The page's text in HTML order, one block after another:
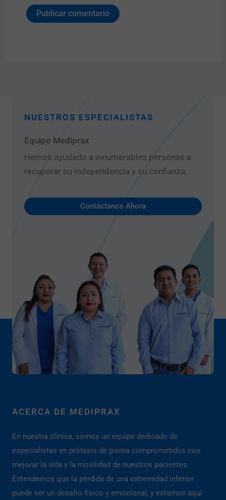
NUESTROS ESPECIALISTAS
Equipo Mediprax
Hemos ayudado a innumerables personas a
recuperar su independencia y su confianza.
Contáctanos Ahora
ACERCA DE MEDIPRAX
En nuestra clínica, somos un equipo dedicado de
especialistas en prótesis de pierna comprometidos con
mejorar la vida y la movilidad de nuestros pacientes.
Entendemos que la pérdida de una extremidad inferior
puede ser un desafío físico y emocional, y estamos aquí